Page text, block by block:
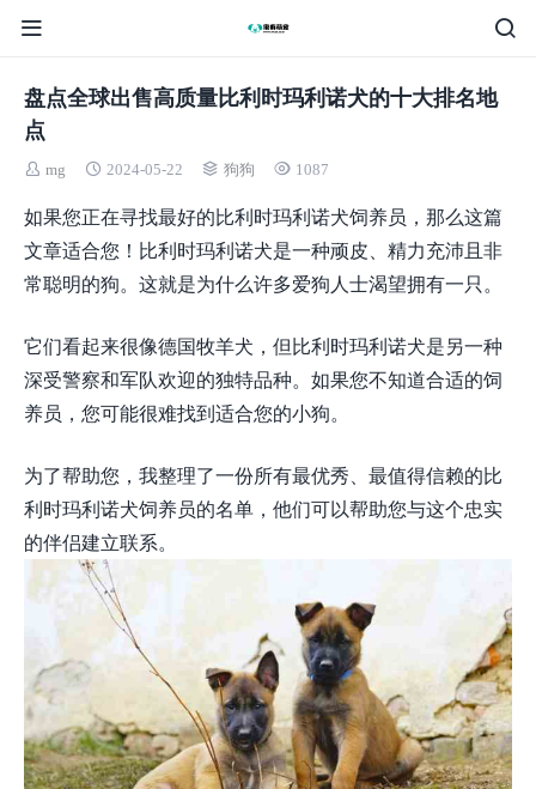
盘点全球出售高质量比利时玛利诺犬的十大排名地
点
mg 2024-05-22 狗狗 1087
如果您正在寻找最好的比利时玛利诺犬饲养员，那么这篇
文章适合您！比利时玛利诺犬是一种顽皮、精力充沛且非
常聪明的狗。这就是为什么许多爱狗人士渴望拥有一只。
它们看起来很像德国牧羊犬，但比利时玛利诺犬是另一种
深受警察和军队欢迎的独特品种。如果您不知道合适的饲
养员，您可能很难找到适合您的小狗。
为了帮助您，我整理了一份所有最优秀、最值得信赖的比
利时玛利诺犬饲养员的名单，他们可以帮助您与这个忠实
的伴侣建立联系。